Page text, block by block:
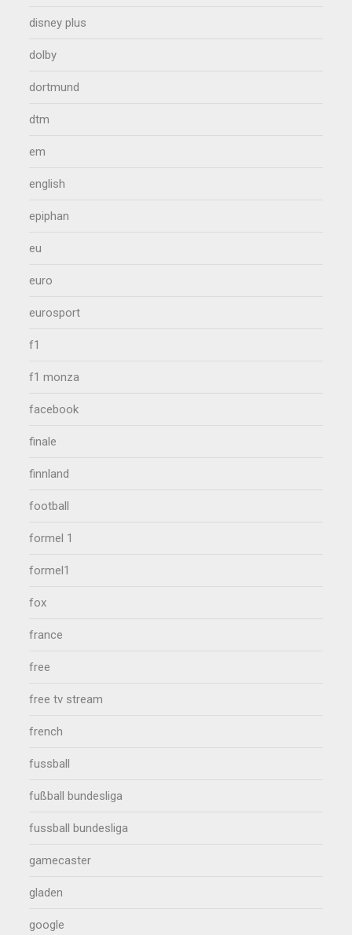
disney plus
dolby
dortmund
dtm
em
english
epiphan
eu
euro
eurosport
f1
f1 monza
facebook
finale
finnland
football
formel 1
formel1
fox
france
free
free tv stream
french
fussball
fußball bundesliga
fussball bundesliga
gamecaster
gladen
google